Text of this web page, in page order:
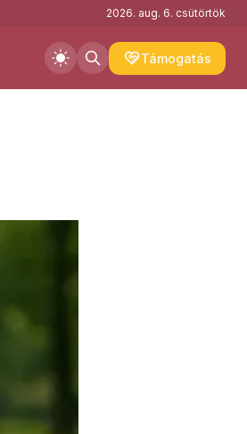
2026. aug. 6. csütörtök
Támogatás